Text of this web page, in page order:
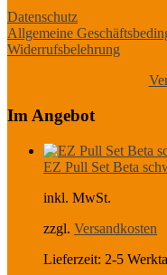
Datenschutz
Allgemeine
Widerrufsbelehrung
Im Angebot
EZ Pull Set Beta
inkl. MwSt.
zzgl. Versandkosten
Lieferzeit: 2-5